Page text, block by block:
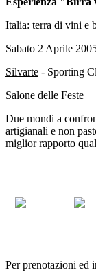
Italia: terra di vini e
Sabato 2 Aprile
Silvarte - Sporting
Salone delle Feste
Due mondi a
artigianali e non
miglior rapporto
Per prenotazioni ed